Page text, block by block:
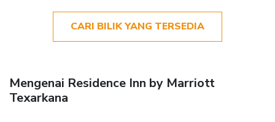
CARI BILIK YANG TERSEDIA
Mengenai Residence Inn by Marriott
Texarkana